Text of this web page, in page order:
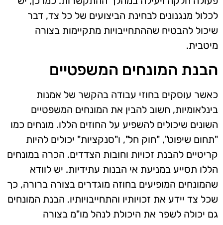
לכלול מנגנונים לבחינת הביצועים של כל צד, דבר
שיכול להבטיח שההתחייבויות מתקיימות בצורה
מיטבית.
הבנת המונחים המשפטיים
כאשר עוסקים בחוזי עבודה בהקשר של אמנות
בינלאומיות, חשוב להבין את המונחים המשפטיים
השונים שיכולים להשפיע על החוזים הללו. מונחים כמו
"תחום שיפוט", "חוק חל", ו"סנקציות" יכולים להיות
קריטיים להבנת זכויות וחובות הצדדים. הכרה במונחים
הללו תסייע במניעת אי הבנות עתידיות. יש לוודא
שהמונחים המופיעים בחוזה מוגדרים בצורה ברורה, כך
שכל צד יידע את זכויותיו והתחייבויותיו. הבנת המונחים
גם יכולה לשפר את היכולת לנהל מו"מ בצורה